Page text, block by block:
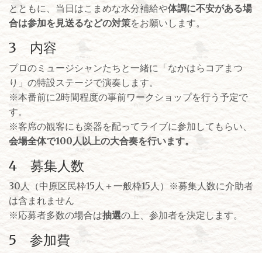
とともに、当日はこまめな水分補給や体調に不安がある場
合は参加を見送るなどの対策をお願いします。
3 内容
プロのミュージシャンたちと一緒に「なかはらコアまつ
り」の特設ステージで演奏します。
※本番前に2時間程度の事前ワークショップを行う予定で
す。
※客席の観客にも楽器を配ってライブに参加してもらい、
会場全体で100人以上の大合奏を行います。
4 募集人数
30人（中原区民枠15人＋一般枠15人）※募集人数に介助者
は含まれません
※応募者多数の場合は抽選の上、参加者を決定します。
5 参加費